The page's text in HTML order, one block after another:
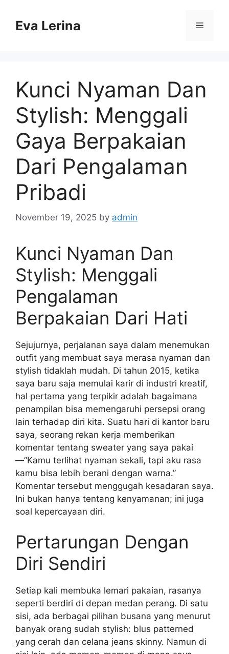
contentEva Lerina Menu
Kunci Nyaman Dan
Stylish: Menggali
Gaya Berpakaian
Dari Pengalaman
Pribadi
November 19, 2025 by admin
Kunci Nyaman Dan
Stylish: Menggali
Pengalaman
Berpakaian Dari Hati
Sejujurnya, perjalanan saya dalam menemukan
outfit yang membuat saya merasa nyaman dan
stylish tidaklah mudah. Di tahun 2015, ketika
saya baru saja memulai karir di industri kreatif,
hal pertama yang terpikir adalah bagaimana
penampilan bisa memengaruhi persepsi orang
lain terhadap diri kita. Suatu hari di kantor baru
saya, seorang rekan kerja memberikan
komentar tentang sweater yang saya pakai
—”Kamu terlihat nyaman sekali, tapi aku rasa
kamu bisa lebih berani dengan warna.”
Komentar tersebut menggugah kesadaran saya.
Ini bukan hanya tentang kenyamanan; ini juga
soal kepercayaan diri.
Pertarungan Dengan
Diri Sendiri
Setiap kali membuka lemari pakaian, rasanya
seperti berdiri di depan medan perang. Di satu
sisi, ada berbagai pilihan busana yang menurut
banyak orang sudah stylish: blus patterned
yang cerah dan celana jeans skinny. Namun di